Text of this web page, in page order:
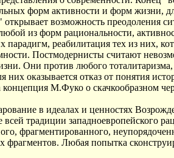
форм активности и форм жизни,
возможность преодоления
из форм рациональности,
реабилитация тех из них,
Постмодернисты считают
Они против любого
оказывается отказ от понятия
М.Фуко о скачкообразном
в идеалах и ценностях
всей традиции западноевропейского
фрагментированного,
Любая попытка